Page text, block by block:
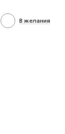
В желания